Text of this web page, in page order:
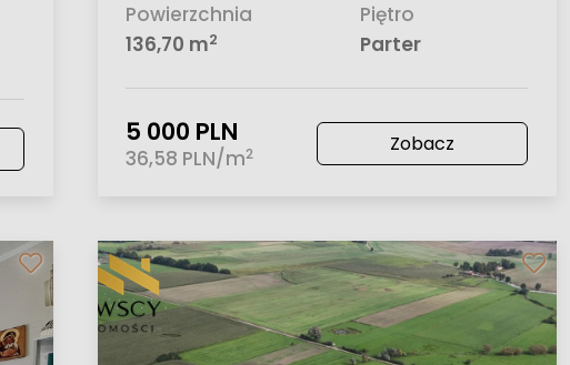
Powierzchnia
136,70 m2
Piętro
Parter
5 000 PLN
36,58 PLN/m2 Zobacz